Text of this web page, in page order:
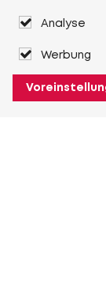
Analyse
Werbung